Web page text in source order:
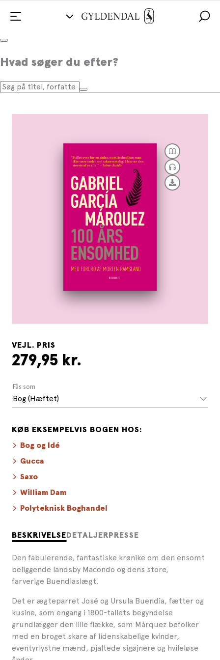
Hvad søger du efter?
100 års ensomhed
BESKRIVELSE DETALJER PRESSE
Den fabulerende, fantastiske krønike om den ensomt
beliggende landsby Macondo og dens store,
farverige Buendiaslægt.
Det er ægteparret José og Ursula Buendia, fætter og
kusine, som engang i 1800-tallets begyndelse
grundlægger den lille flække, som Márquez befolker
med en broget skare af lidenskabelige kvinder,
eventyrlystne mænd, pjaltede sigøjnere og hvileløse
VEJL. PRIS
279,95 kr.
Fås som
Bog (Hæftet)
KØB EKSEMPELVIS BOGEN HOS:
Bog og Idé
Gucca
Saxo
William Dam
Polyteknisk Boghandel